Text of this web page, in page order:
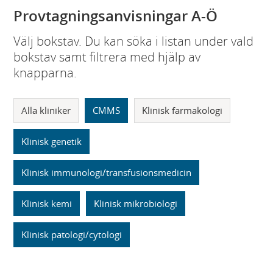
Provtagningsanvisningar A-Ö
Välj bokstav. Du kan söka i listan under vald
bokstav samt filtrera med hjälp av
knapparna.
Alla kliniker CMMS Klinisk farmakologi
Klinisk genetik
Klinisk immunologi/transfusionsmedicin
Klinisk kemi Klinisk mikrobiologi
Klinisk patologi/cytologi